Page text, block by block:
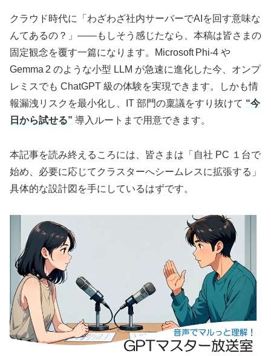
クラウド時代に「わざわざ社内サーバーでAIを回す意味な
んてあるの？」——もしそう感じたなら、本稿は皆さまの
固定観念を覆す一篇になります。Microsoft Phi‑4 や
Gemma 2 のような小型 LLM が急速に進化した今、オンプ
レミスでも ChatGPT 級の体験を実現できます。しかも情
報漏洩リスクを最小化し、IT 部門の稟議をすり抜けて “今
日から試せる” 導入ルートまで用意できます。
本記事を読み終えるころには、皆さまは「自社 PC １台で
始め、必要に応じてクラスターへシームレスに拡張する」
具体的な設計図を手にしているはずです。